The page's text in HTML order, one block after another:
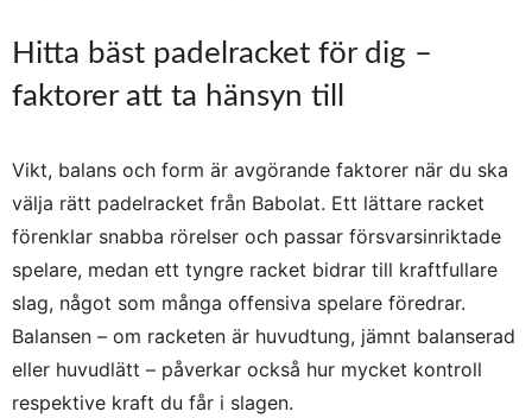
Hitta bäst padelracket för dig –
faktorer att ta hänsyn till
Vikt, balans och form är avgörande faktorer när du ska
välja rätt padelracket från Babolat. Ett lättare racket
förenklar snabba rörelser och passar försvarsinriktade
spelare, medan ett tyngre racket bidrar till kraftfullare
slag, något som många offensiva spelare föredrar.
Balansen – om racketen är huvudtung, jämnt balanserad
eller huvudlätt – påverkar också hur mycket kontroll
respektive kraft du får i slagen.